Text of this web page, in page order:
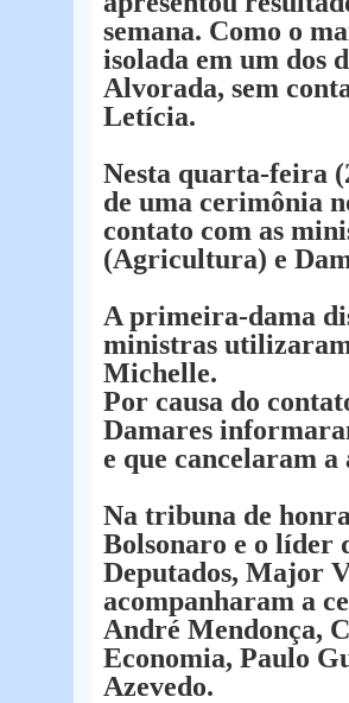
semana. Como o
isolada em um dos
Alvorada, sem
Letícia.
Nesta quarta-feira
de uma cerimônia
contato com as
(Agricultura) e
A primeira-dama
ministras
Michelle.
Por causa do
Damares
e que cancelaram a
Na tribuna de
Bolsonaro e o líder
Deputados, Major
acompanharam a
André Mendonça,
Economia, Paulo
Azevedo.